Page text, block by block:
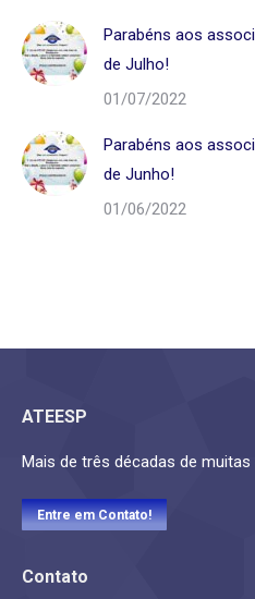
Parabéns aos
de Julho!
01/07/2022
Parabéns aos
de Junho!
01/06/2022
ATEESP
Mais de três décadas de
Entre em Contato!
Contato